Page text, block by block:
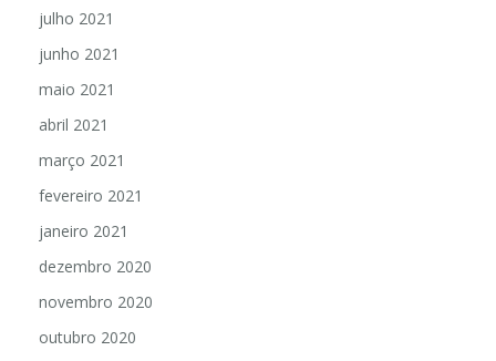
julho 2021
junho 2021
maio 2021
abril 2021
março 2021
fevereiro 2021
janeiro 2021
dezembro 2020
novembro 2020
outubro 2020